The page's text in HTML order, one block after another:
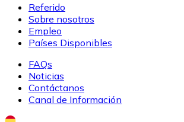
ComprarSushi
SUSHI
Referido
Sobre nosotros
Empleo
Países Disponibles
FAQs
Noticias
Contáctanos
Canal de Información